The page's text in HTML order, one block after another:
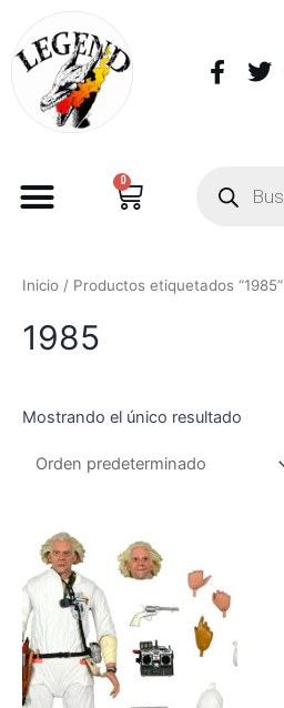
0
Inicio / Productos etiquetados “1985”
1985
Mostrando el único resultado